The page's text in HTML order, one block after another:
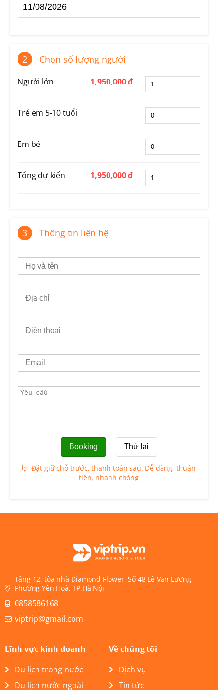
2 Chọn số lượng người
Người lớn 1,950,000 đ
Trẻ em 5-10 tuổi
Em bé
Tổng dự kiến 1,950,000 đ
3 Thông tin liên hệ
Đặt giữ chỗ trước, thanh toán sau. Dễ dàng, thuận
tiện, nhanh chóng
Tầng 12, tòa nhà Diamond Flower, Số 48 Lê Văn Lương,
Phường Yên Hoà, TP.Hà Nội
0858586168
viptrip@gmail.com
Lĩnh vực kinh doanh
Du lịch trong nước
Du lịch nước ngoài
Về chúng tôi
Dịch vụ
Tin tức